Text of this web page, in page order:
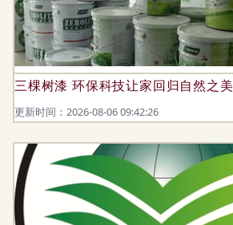
三棵树漆 环保科技让家回归自然之美
更新时间：2026-08-06 09:42:26